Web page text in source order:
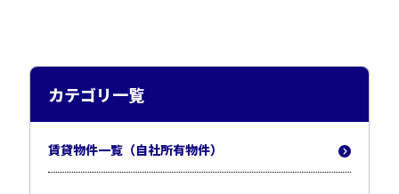
カテゴリ一覧
賃貸物件一覧（自社所有物件）